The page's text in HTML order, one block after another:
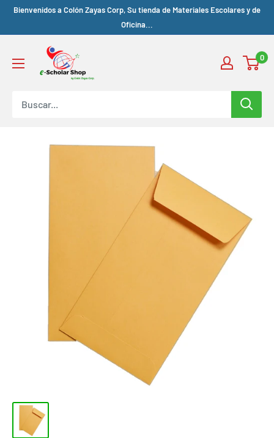
Bienvenidos a Colón Zayas Corp, Su tienda de Materiales Escolares y de
Oficina...
0